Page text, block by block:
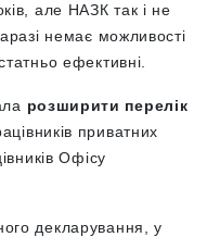
але НАЗК так і не
немає можливості
ефективні.
розширити перелік
приватних
Офісу
декларування, у